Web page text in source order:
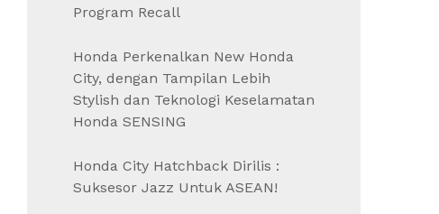
Program Recall
Honda Perkenalkan New Honda
City, dengan Tampilan Lebih
Stylish dan Teknologi Keselamatan
Honda SENSING
Honda City Hatchback Dirilis :
Suksesor Jazz Untuk ASEAN!